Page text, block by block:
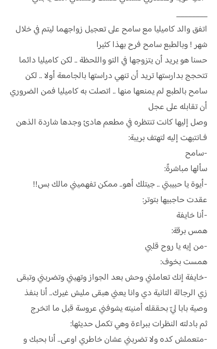
________
اتفق والد كاميليا مع سامح على تعجيل زواجهما ليتم في خلال
شهر ! وبالطبع سامح فرح بهذا كثيرا
حسنا هو يريد أن يتزوجها في التو واللحظة .. لكن كاميليا دائما
تتحجج بدارستها تريد أن تنهي دراستها بالجامعة أولا .. لكن
سامح بالطبع لم يمنعها منها .. اتصلت به كاميليا فمن الضروري
أن تقابله على عجل
وصل إليها كانت تنتظره في مطعم هادئ وجدها شاردة الذهن
فـانتبهت إليه لتهتف بريبة:
-سامح
سألها مباشرةً:
-أيوة يا حبيبتي .. جيتلك أهو.. ممكن تفهميني مالك بس!!
عقدت حاجبيها بتوتر:
-أنا خايفة
همس برقة:
-من إيه يا روح قلبي
همست بخوف:
-خايفة إنك تعاملني وحش بعد الجواز وتهيني وتضربني وتبقى
زي الرجالة التانية دي وانا يعني هبقى مليش غيرك.. أنا بنفذ
وصية بابا ليّ بحققله أمنيته يشوفني عروسة قبل ما اتخرج
ثم بادلته النظرات ببراءة وهي تكمل حديثها:
-متعملش كده ولا تضربني عشان خاطري اوعى.. أنا بحبك و